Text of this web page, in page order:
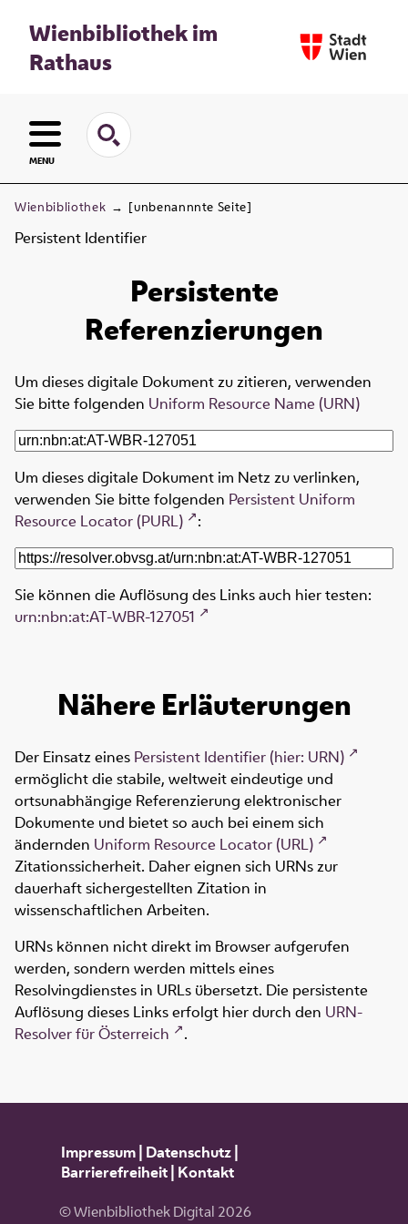
Wienbibliothek im
Rathaus
MENU
Wienbibliothek → [unbenannnte Seite]
Persistent Identifier
Persistente
Referenzierungen
Um dieses digitale Dokument zu zitieren, verwenden
Sie bitte folgenden Uniform Resource Name (URN)
Um dieses digitale Dokument im Netz zu verlinken,
verwenden Sie bitte folgenden Persistent Uniform
Resource Locator (PURL)
:
Sie können die Auflösung des Links auch hier testen:
urn:nbn:at:AT-WBR-127051
Nähere Erläuterungen
Der Einsatz eines Persistent Identifier (hier: URN)
ermöglicht die stabile, weltweit eindeutige und
ortsunabhängige Referenzierung elektronischer
Dokumente und bietet so auch bei einem sich
ändernden Uniform Resource Locator (URL)
Zitationssicherheit. Daher eignen sich URNs zur
dauerhaft sichergestellten Zitation in
wissenschaftlichen Arbeiten.
URNs können nicht direkt im Browser aufgerufen
werden, sondern werden mittels eines
Resolvingdienstes in URLs übersetzt. Die persistente
Auflösung dieses Links erfolgt hier durch den URN-
Resolver für Österreich
.
Impressum| Datenschutz|
Barrierefreiheit| Kontakt
© Wienbibliothek Digital 2026